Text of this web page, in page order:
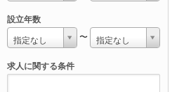
設立年数
指定なし 〜 指定なし
求人に関する条件